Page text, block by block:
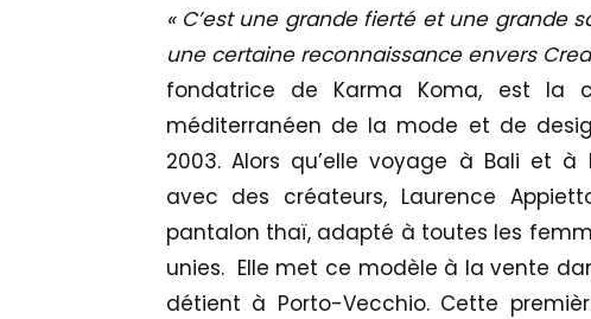
« C’est une grande fierté et une grande
une certaine reconnaissance envers
fondatrice de Karma Koma, est la
méditerranéen de la mode et de
2003. Alors qu’elle voyage à Bali et à
avec des créateurs, Laurence
pantalon thaï, adapté à toutes les
unies. Elle met ce modèle à la vente
détient à Porto-Vecchio. Cette